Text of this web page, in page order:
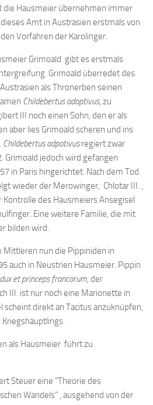
die Hausmeier übernehmen immer
Amt in Austrasien erstmals von
Vorfahren der Karolinger.
Grimoald gibt es erstmals
Grimoald überredet des
als Thronerben seinen
Childebertus adoptivus, zu
III noch einen Sohn, den er als
aber lies Grimoald scheren und ins
Childebertus adpotivusregiert zwar
Grimoald jedoch wird gefangen
in Paris hingerichtet. Nach dem Tod
wieder der Merowinger, Chlotar III. ,
Kontrolle des Hausmeiers Ansegisel
Eine weitere Familie, die mit
bilden wird.
nun die Pippiniden in
auch in Neustrien Hausmeier. Pippin
dux et princeps francorum, der
III. ist nur noch eine Marionette in
scheint direkt an Tacitus anzuknüpfen,
als Hausmeier führt zu
Steuer eine “Theorie des
Wandels” , ausgehend von der